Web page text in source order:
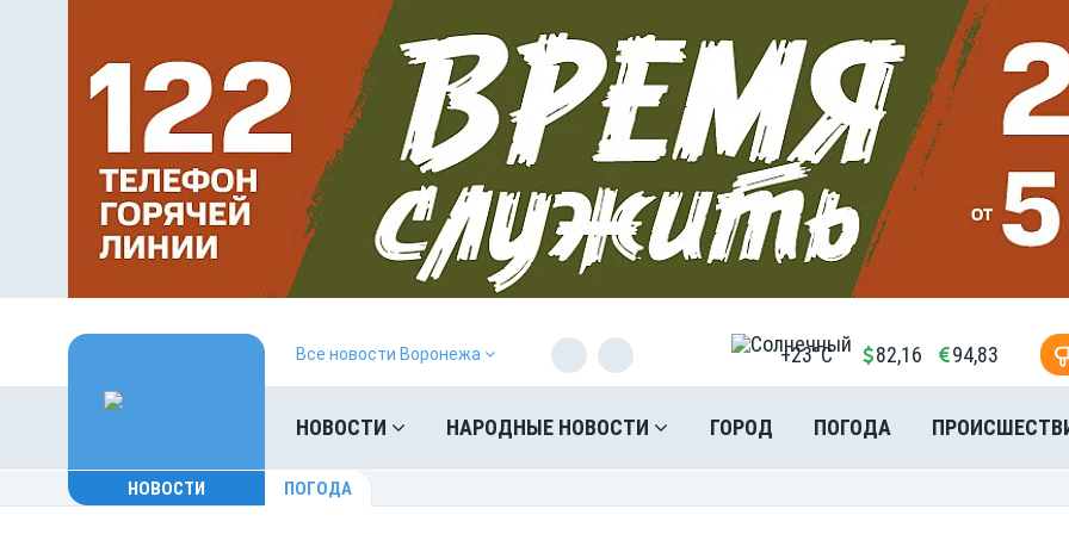
Все новости Воронежа +23°C 82,16 94,83
НОВОСТИ НАРОДНЫЕ НОВОСТИ ГОРОД ПОГОДА
НОВОСТИ ПОГОДА